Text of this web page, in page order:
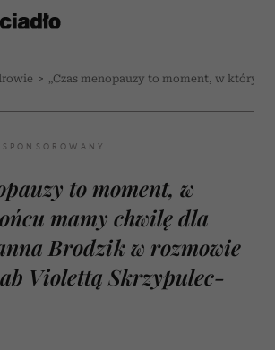
> „Czas menopauzy to moment, w
to moment, w
mamy chwilę dla
Brodzik w rozmowie
Violettą Skrzypulec-